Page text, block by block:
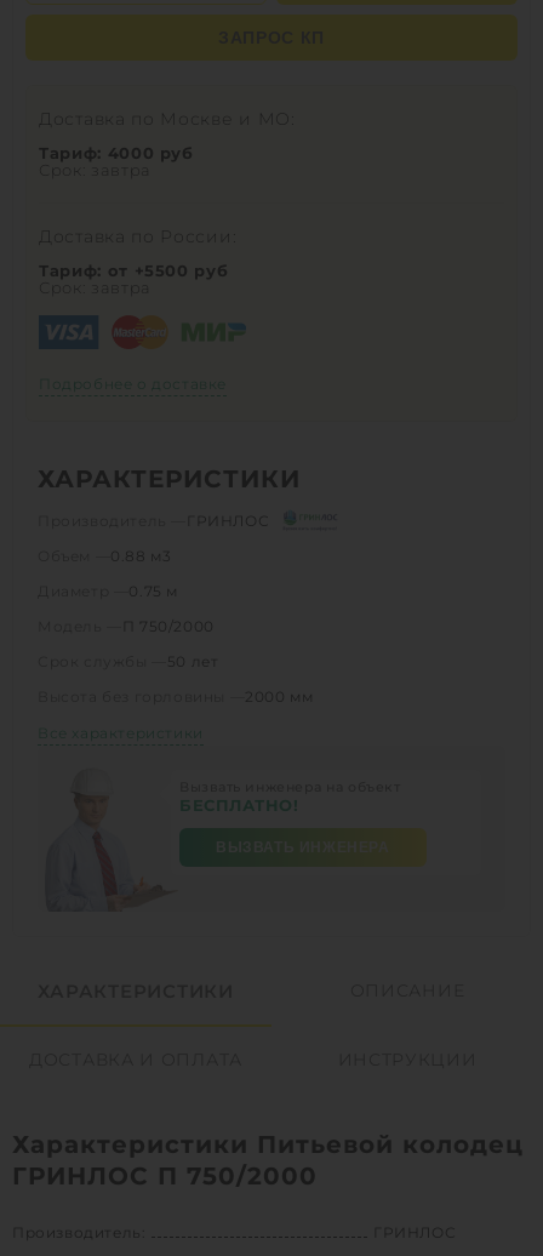
Доставка по Москве и МО:
Тариф: 4000 руб
Срок: завтра
Доставка по России:
Тариф: от +5500 руб
Срок: завтра
Подробнее о доставке
ХАРАКТЕРИСТИКИ
ГРИНЛОС
0.88 м3
0.75 м
П 750/2000
50 лет
2000 мм
Все характеристики
БЕСПЛАТНО!
Характеристики Питьевой колодец
ГРИНЛОС П 750/2000
Производитель:
ГРИНЛОС